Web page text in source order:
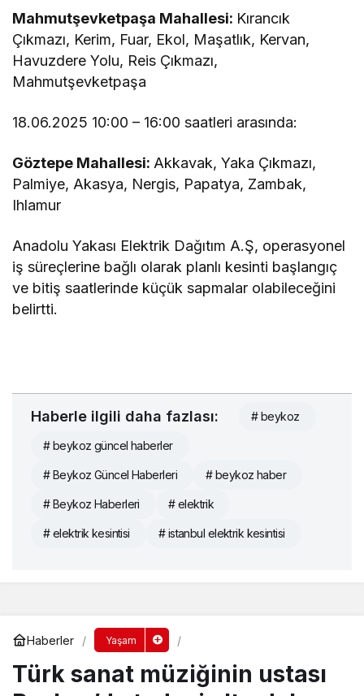
Mahmutşevketpaşa Mahallesi: Kırancık
Çıkmazı, Kerim, Fuar, Ekol, Maşatlık, Kervan,
Havuzdere Yolu, Reis Çıkmazı,
Mahmutşevketpaşa
18.06.2025 10:00 – 16:00 saatleri arasında:
Göztepe Mahallesi: Akkavak, Yaka Çıkmazı,
Palmiye, Akasya, Nergis, Papatya, Zambak,
Ihlamur
Anadolu Yakası Elektrik Dağıtım A.Ş, operasyonel
iş süreçlerine bağlı olarak planlı kesinti başlangıç
ve bitiş saatlerinde küçük sapmalar olabileceğini
belirtti.
Haberle ilgili daha fazlası: # beykoz
# beykoz güncel haberler
# Beykoz Güncel Haberleri # beykoz haber
# Beykoz Haberleri # elektrik
# elektrik kesintisi # istanbul elektrik kesintisi
Haberler Yaşam
Türk sanat müziğinin ustası